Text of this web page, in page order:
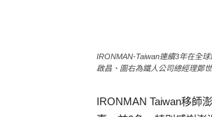
IRONMAN-Taiwan連續3年在全
啟昌、圖右為鐵人公司總經理鄭
IRONMAN Taiwan移師